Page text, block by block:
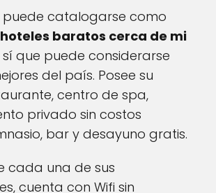
puede catalogarse como
hoteles baratos cerca de mi
sí que puede considerarse
del país. Posee su
centro de spa,
privado sin costos
bar y desayuno gratis.
cada una de sus
cuenta con Wifi sin